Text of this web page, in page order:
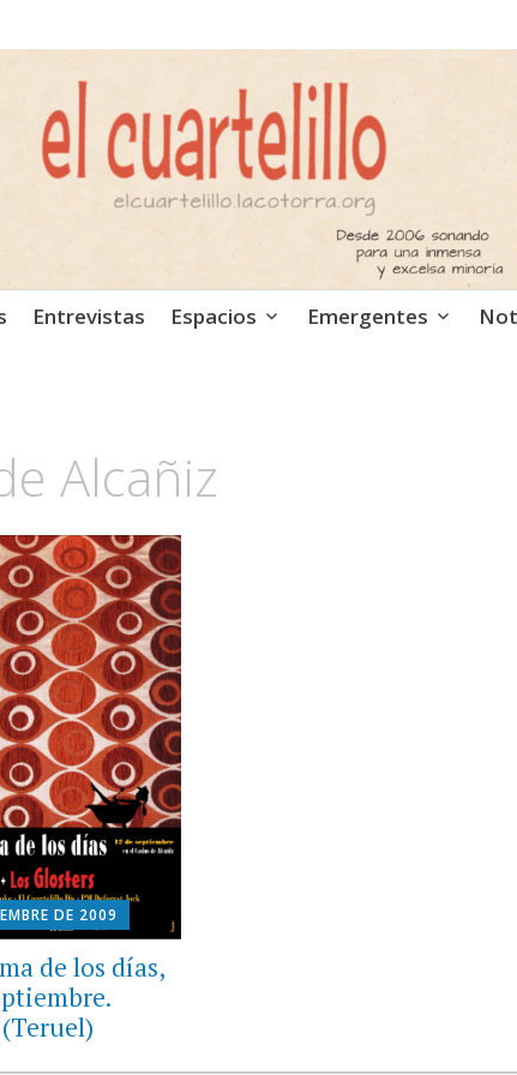
independiente. Podcast
Entrevistas Espacios Emergentes
Alcañiz
DE 2009
de los días,